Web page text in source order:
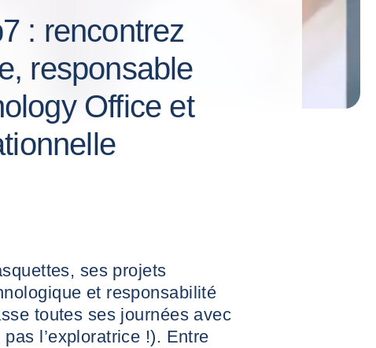
: rencontrez
responsable
Office et
ses projets
et responsabilité
toutes ses journées avec
l’exploratrice !). Entre